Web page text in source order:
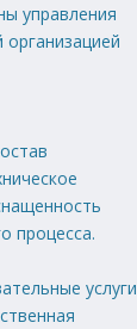
управления
процесса.
услуги